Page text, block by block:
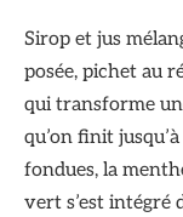
Sirop et jus
posée, pichet au
qui transforme
qu’on finit
fondues, la
vert s’est intégré